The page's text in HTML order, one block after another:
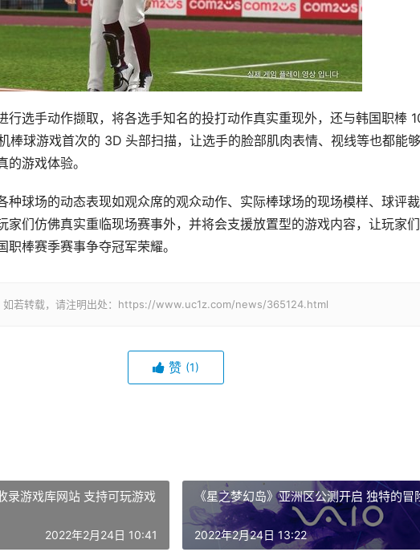
行选手动作撷取，将各选手知名的投打动作真实重现外，还与韩国职棒
棒球游戏首次的 3D 头部扫描，让选手的脸部肌肉表情、视线等也都能
游戏体验。
种球场的动态表现如观众席的观众动作、实际棒球场的现场模样、球评
家们仿佛真实重临现场赛事外，并将会支援放置型的游戏内容，让玩家
职棒赛季赛事争夺冠军荣耀。
如若转载，请注明出处：https://www.uc1z.com/news/365124.html
赞 (1)
录游戏库网站 支持可玩游戏
2022年2月24日 10:41
《星之梦幻岛》亚洲区公测开启 独特的冒
2022年2月24日 13:22